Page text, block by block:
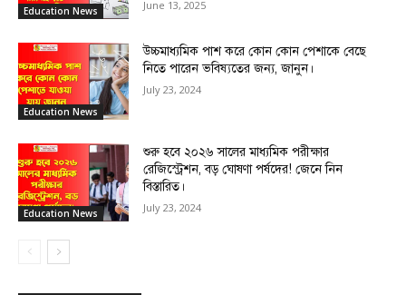
Education News June 13, 2025
Education News
উচ্চমাধ্যমিক পাশ করে কোন কোন পেশাকে বেছে
নিতে পারেন ভবিষ্যতের জন্য, জানুন।
July 23, 2024
Education News
শুরু হবে ২০২৬ সালের মাধ্যমিক পরীক্ষার
রেজিস্ট্রেশন, বড় ঘোষণা পর্ষদের! জেনে নিন
বিস্তারিত।
July 23, 2024